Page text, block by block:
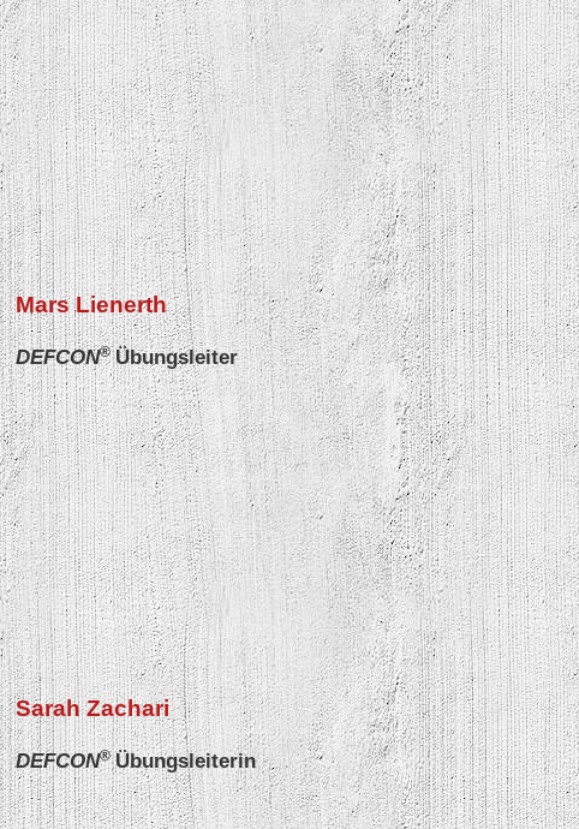
Mars Lienerth
DEFCON® Übungsleiter
Sarah Zachari
DEFCON® Übungsleiterin